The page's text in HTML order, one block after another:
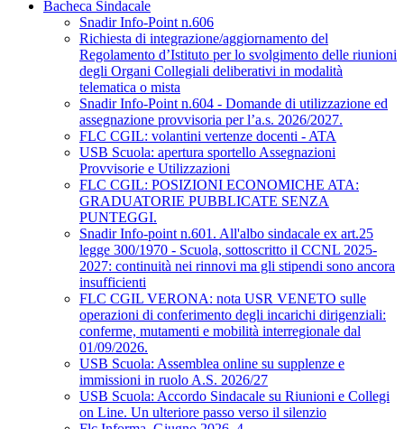
Bacheca Sindacale
Snadir Info-Point n.606
Richiesta di integrazione/aggiornamento del
Regolamento d’Istituto per lo svolgimento delle riunioni
degli Organi Collegiali deliberativi in modalità
telematica o mista
Snadir Info-Point n.604 - Domande di utilizzazione ed
assegnazione provvisoria per l’a.s. 2026/2027.
FLC CGIL: volantini vertenze docenti - ATA
USB Scuola: apertura sportello Assegnazioni
Provvisorie e Utilizzazioni
FLC CGIL: POSIZIONI ECONOMICHE ATA:
GRADUATORIE PUBBLICATE SENZA
PUNTEGGI.
Snadir Info-point n.601. All'albo sindacale ex art.25
legge 300/1970 - Scuola, sottoscritto il CCNL 2025-
2027: continuità nei rinnovi ma gli stipendi sono ancora
insufficienti
FLC CGIL VERONA: nota USR VENETO sulle
operazioni di conferimento degli incarichi dirigenziali:
conferme, mutamenti e mobilità interregionale dal
01/09/2026.
USB Scuola: Assemblea online su supplenze e
immissioni in ruolo A.S. 2026/27
USB Scuola: Accordo Sindacale su Riunioni e Collegi
on Line. Un ulteriore passo verso il silenzio